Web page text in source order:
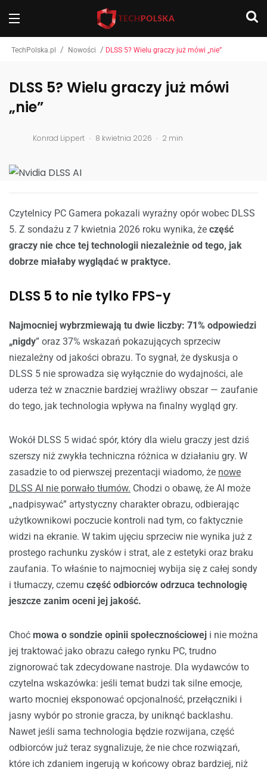
TechPolska.pl / Nowości / DLSS 5? Wielu graczy już mówi „nie”
DLSS 5? Wielu graczy już mówi
„nie”
Konrad Lippert . 8 kwietnia 2026 . 2 min
Czytelnicy PC Gamera pokazali wyraźny opór wobec DLSS
5. Z sondażu z 7 kwietnia 2026 roku wynika, że część
graczy nie chce tej technologii niezależnie od tego, jak
dobrze miałaby wyglądać w praktyce.
DLSS 5 to nie tylko FPS-y
Najmocniej wybrzmiewają tu dwie liczby: 71% odpowiedzi
„nigdy” oraz 37% wskazań pokazujących sprzeciw
niezależny od jakości obrazu. To sygnał, że dyskusja o
DLSS 5 nie sprowadza się wyłącznie do wydajności, ale
uderza też w znacznie bardziej wrażliwy obszar — zaufanie
do tego, jak technologia wpływa na finalny wygląd gry.
Wokół DLSS 5 widać spór, który dla wielu graczy jest dziś
szerszy niż zwykła techniczna różnica w działaniu gry. W
zasadzie to od pierwszej prezentacji wiadomo, że nowe
DLSS AI nie porwało tłumów. Chodzi o obawę, że AI może
„nadpisywać” artystyczny charakter obrazu, odbierając
użytkownikowi poczucie kontroli nad tym, co faktycznie
widzi na ekranie. W takim ujęciu sprzeciw nie wynika już z
prostego rachunku zysków i strat, ale z estetyki oraz braku
zaufania. To właśnie to najmocniej wybija się z całej sondy
i tłumaczy, czemu część odbiorców odrzuca technologię
jeszcze zanim oceni jej jakość.
Choć mowa o sondzie opinii społecznościowej i nie można
jej traktować jako obrazu całego rynku PC, trudno
zignorować tak zdecydowane nastroje. Dla wydawców to
czytelna wskazówka: jeśli temat budzi tak silne emocje,
warto mocniej eksponować opcjonalność, przełączniki i
jasny wybór po stronie gracza, by uniknąć backlashu.
Nawet jeśli sama technologia będzie rozwijana, część
odbiorców już teraz sygnalizuje, że nie chce rozwiązań,
które ich zdaniem ingerują w końcowy obraz bardziej, niż